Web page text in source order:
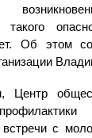
Об этом
Центр
встречи с